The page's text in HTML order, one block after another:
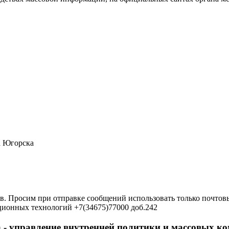
Югорска
Просим при отправке сообщений использовать только
технологий +7(34675)77000 доб.242